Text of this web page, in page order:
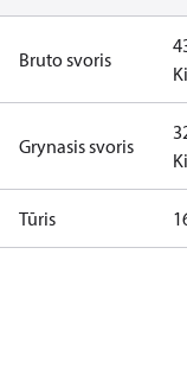
Bruto svoris
Grynasis svoris
Tūris